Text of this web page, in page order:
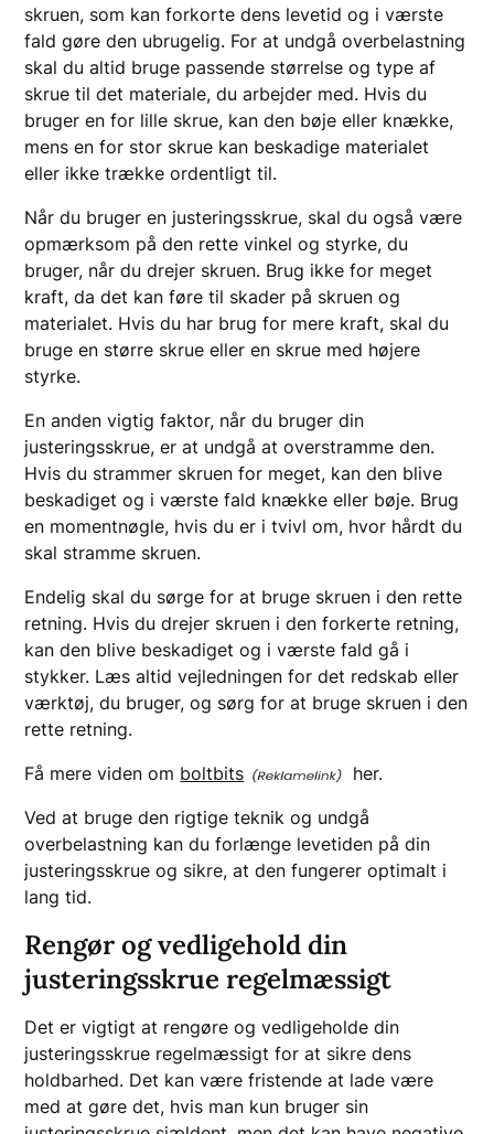
skruen, som kan forkorte dens levetid og i værste
fald gøre den ubrugelig. For at undgå overbelastning
skal du altid bruge passende størrelse og type af
skrue til det materiale, du arbejder med. Hvis du
bruger en for lille skrue, kan den bøje eller knække,
mens en for stor skrue kan beskadige materialet
eller ikke trække ordentligt til.
Når du bruger en justeringsskrue, skal du også være
opmærksom på den rette vinkel og styrke, du
bruger, når du drejer skruen. Brug ikke for meget
kraft, da det kan føre til skader på skruen og
materialet. Hvis du har brug for mere kraft, skal du
bruge en større skrue eller en skrue med højere
styrke.
En anden vigtig faktor, når du bruger din
justeringsskrue, er at undgå at overstramme den.
Hvis du strammer skruen for meget, kan den blive
beskadiget og i værste fald knække eller bøje. Brug
en momentnøgle, hvis du er i tvivl om, hvor hårdt du
skal stramme skruen.
Endelig skal du sørge for at bruge skruen i den rette
retning. Hvis du drejer skruen i den forkerte retning,
kan den blive beskadiget og i værste fald gå i
stykker. Læs altid vejledningen for det redskab eller
værktøj, du bruger, og sørg for at bruge skruen i den
rette retning.
Få mere viden om boltbits
her.
Ved at bruge den rigtige teknik og undgå
overbelastning kan du forlænge levetiden på din
justeringsskrue og sikre, at den fungerer optimalt i
lang tid.
Rengør og vedligehold din
justeringsskrue regelmæssigt
Det er vigtigt at rengøre og vedligeholde din
justeringsskrue regelmæssigt for at sikre dens
holdbarhed. Det kan være fristende at lade være
med at gøre det, hvis man kun bruger sin